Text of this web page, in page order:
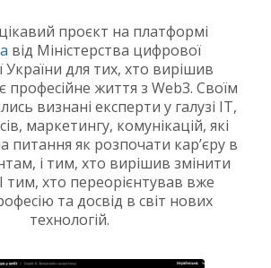
проєкт на платформі
від Міністерства цифрової
України для тих, хто вирішив
професійне життя з Web3. Своїм
визнані експерти у галузі ІТ,
маркетингу, комунікацій, які
питання як розпочати кар’єру в
і тим, хто вирішив змінити
тим, хто переорієнтував вже
та досвід в світ нових
технологій.